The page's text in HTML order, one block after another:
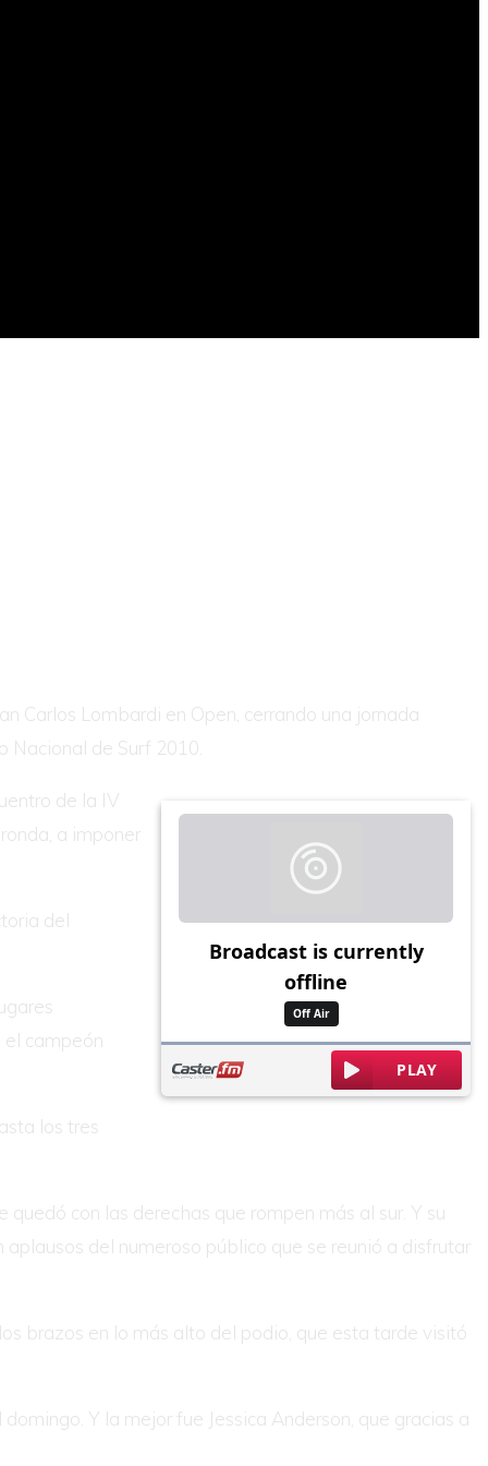
Carlos Lombardi en Open, cerrando una jornada
Nacional de Surf 2010.
de la IV
a imponer
del
el campeón
los tres
con las derechas que rompen más al sur. Y su
del numeroso público que se reunió a disfrutar
brazos en lo más alto del podio, que esta tarde visitó
Y la mejor fue Jessica Anderson, que gracias a